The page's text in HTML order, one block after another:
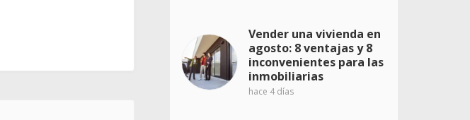
Vender una vivienda en
agosto: 8 ventajas y 8
inconvenientes para las
inmobiliarias
hace 4 días